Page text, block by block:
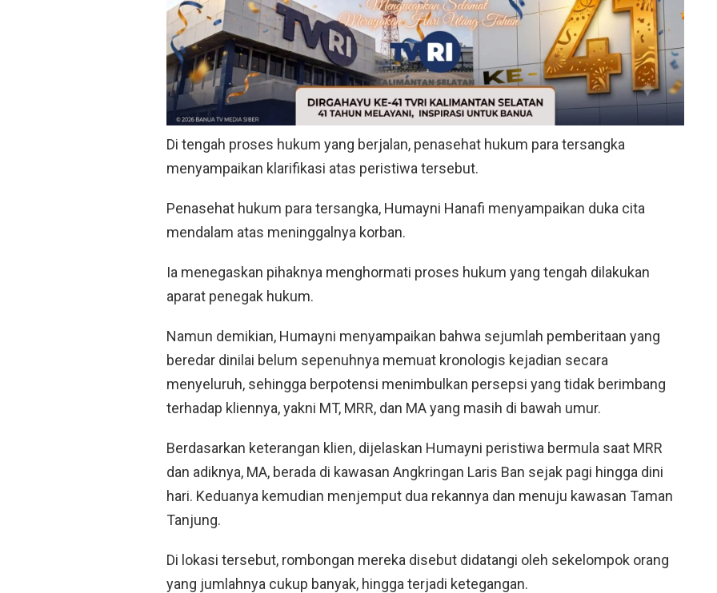
Di tengah proses hukum yang berjalan, penasehat hukum para tersangka
menyampaikan klarifikasi atas peristiwa tersebut.
Penasehat hukum para tersangka, Humayni Hanafi menyampaikan duka cita
mendalam atas meninggalnya korban.
Ia menegaskan pihaknya menghormati proses hukum yang tengah dilakukan
aparat penegak hukum.
Namun demikian, Humayni menyampaikan bahwa sejumlah pemberitaan yang
beredar dinilai belum sepenuhnya memuat kronologis kejadian secara
menyeluruh, sehingga berpotensi menimbulkan persepsi yang tidak berimbang
terhadap kliennya, yakni MT, MRR, dan MA yang masih di bawah umur.
Berdasarkan keterangan klien, dijelaskan Humayni peristiwa bermula saat MRR
dan adiknya, MA, berada di kawasan Angkringan Laris Ban sejak pagi hingga dini
hari. Keduanya kemudian menjemput dua rekannya dan menuju kawasan Taman
Tanjung.
Di lokasi tersebut, rombongan mereka disebut didatangi oleh sekelompok orang
yang jumlahnya cukup banyak, hingga terjadi ketegangan.